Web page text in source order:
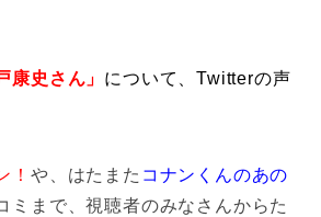
康史さん」 について、Twitterの声
！や、はたまた コナンくんのあの
ミまで、視聴者のみなさんからた